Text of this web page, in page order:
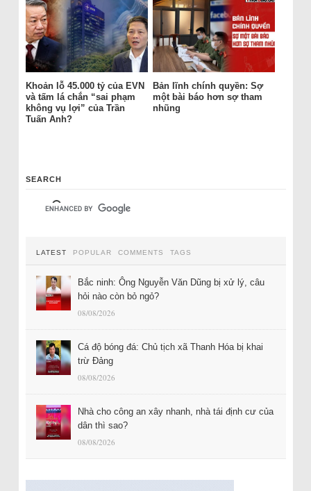
Khoản lỗ 45.000 tỷ của EVN
và tấm lá chắn “sai phạm
không vụ lợi” của Trần
Tuấn Anh?
Bản lĩnh chính quyền: Sợ
một bài báo hơn sợ tham
nhũng
SEARCH
LATEST POPULAR COMMENTS TAGS
Bắc ninh: Ông Nguyễn Văn Dũng bị xử lý, câu
hỏi nào còn bỏ ngỏ?
08/08/2026
Cá độ bóng đá: Chủ tịch xã Thanh Hóa bị khai
trừ Đảng
08/08/2026
Nhà cho công an xây nhanh, nhà tái định cư của
dân thì sao?
08/08/2026